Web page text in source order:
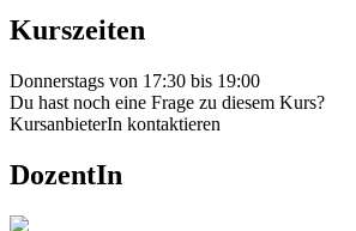
Kurszeiten
Donnerstags von 17:30 bis 19:00
Du hast noch eine Frage zu diesem Kurs?
KursanbieterIn kontaktieren
DozentIn